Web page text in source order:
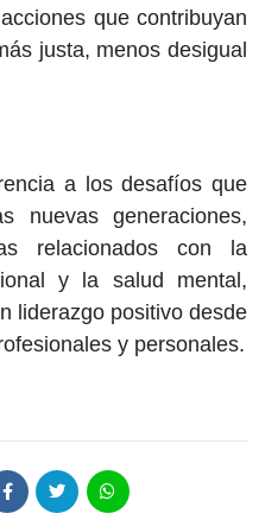
que contribuyan
justa, menos desigual
a los desafíos que
nuevas generaciones,
relacionados con la
y la salud mental,
liderazgo positivo desde
y personales.